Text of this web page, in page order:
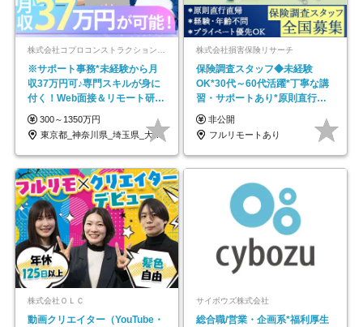
※サポート事務*未経験から月
収37万円可♪専門スキルが身に
付く！Web面接＆リモート研修
も充実♪/a
300～1350万円
東京都_神奈川県_埼玉県_大阪府_愛知県…
株式会社損害保険リサーチ
保険調査スタッフ◆未経験
OK*30代～60代活躍*丁寧な講
習・サポートあり*原則直行直
帰／全国募集・業務委託
非公開
フルリモートあり
株式会社ＯＬＣ
動画クリエイター（YouTube・
サイボウズ株式会社
総合職/営業・企画系*福利厚生